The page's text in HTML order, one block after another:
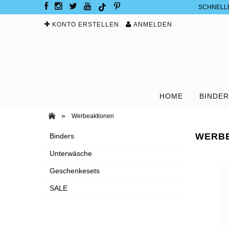
KONTO ERSTELLEN ANMELDEN
HOME
» Werbeaktionen
Binders
Unterwäsche
Geschenkesets
SALE